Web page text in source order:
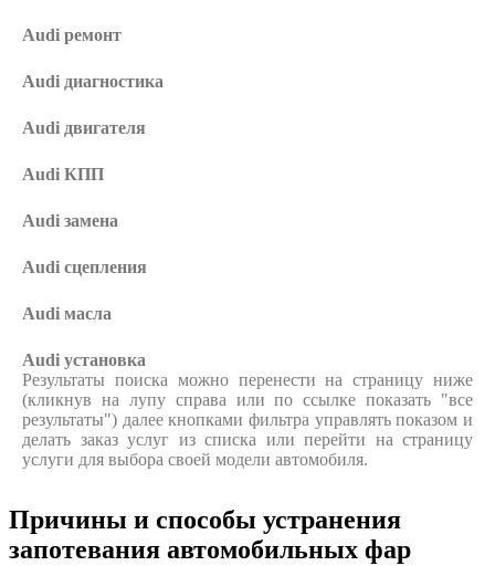
Audi ремонт
Audi диагностика
Audi двигателя
Audi КПП
Audi замена
Audi сцепления
Audi масла
Audi установка
Результаты поиска можно перенести на страницу ниже
(кликнув на лупу справа или по ссылке показать "все
результаты") далее кнопками фильтра управлять показом и
делать заказ услуг из списка или перейти на страницу
услуги для выбора своей модели автомобиля.
Причины и способы устранения
запотевания автомобильных фар